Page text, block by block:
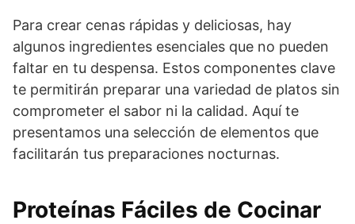
Para crear cenas rápidas y deliciosas, hay
algunos ingredientes esenciales que no pueden
faltar en tu despensa. Estos componentes clave
te permitirán preparar una variedad de platos sin
comprometer el sabor ni la calidad. Aquí te
presentamos una selección de elementos que
facilitarán tus preparaciones nocturnas.
Proteínas Fáciles de Cocinar